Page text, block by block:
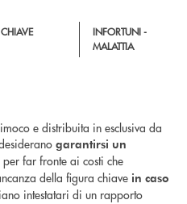
INFORTUNI -
MALATTIA
e distribuita in esclusiva da
garantirsi un
per far fronte ai costi che
della figura chiave in caso
intestatari di un rapporto